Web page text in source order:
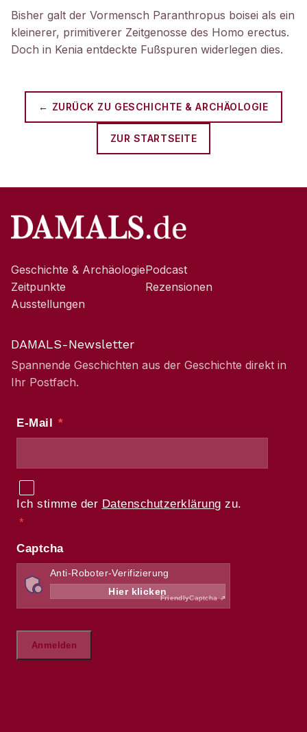
Bisher galt der Vormensch Paranthropus boisei als ein
kleinerer, primitiverer Zeitgenosse des Homo erectus.
Doch in Kenia entdeckte Fußspuren widerlegen dies.
← ZURÜCK ZU GESCHICHTE & ARCHÄOLOGIE
ZUR STARTSEITE
Geschichte & Archäologie
Zeitpunkte
Ausstellungen
Podcast
Rezensionen
DAMALS-Newsletter
Spannende Geschichten aus der Geschichte direkt in
Ihr Postfach.